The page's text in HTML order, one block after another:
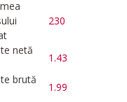
230
netă
1.43
brută
1.99